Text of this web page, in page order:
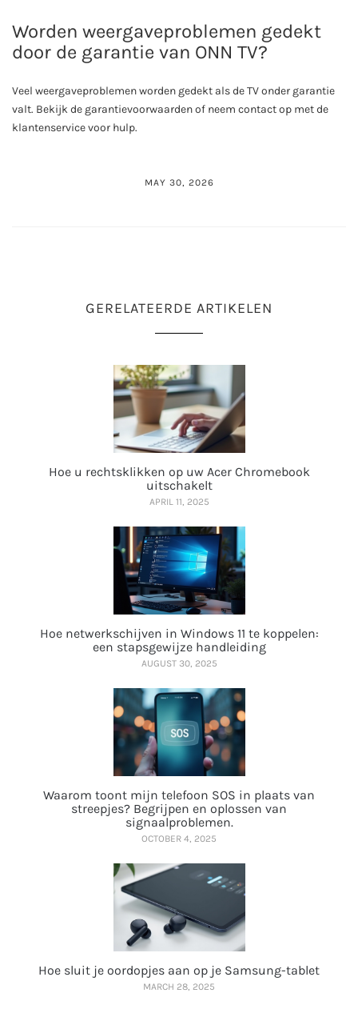
Worden weergaveproblemen gedekt
door de garantie van ONN TV?
Veel weergaveproblemen worden gedekt als de TV onder garantie
valt. Bekijk de garantievoorwaarden of neem contact op met de
klantenservice voor hulp.
MAY 30, 2026
GERELATEERDE ARTIKELEN
Hoe u rechtsklikken op uw Acer Chromebook
uitschakelt
APRIL 11, 2025
Hoe netwerkschijven in Windows 11 te koppelen:
een stapsgewijze handleiding
AUGUST 30, 2025
Waarom toont mijn telefoon SOS in plaats van
streepjes? Begrijpen en oplossen van
signaalproblemen.
OCTOBER 4, 2025
Hoe sluit je oordopjes aan op je Samsung-tablet
MARCH 28, 2025